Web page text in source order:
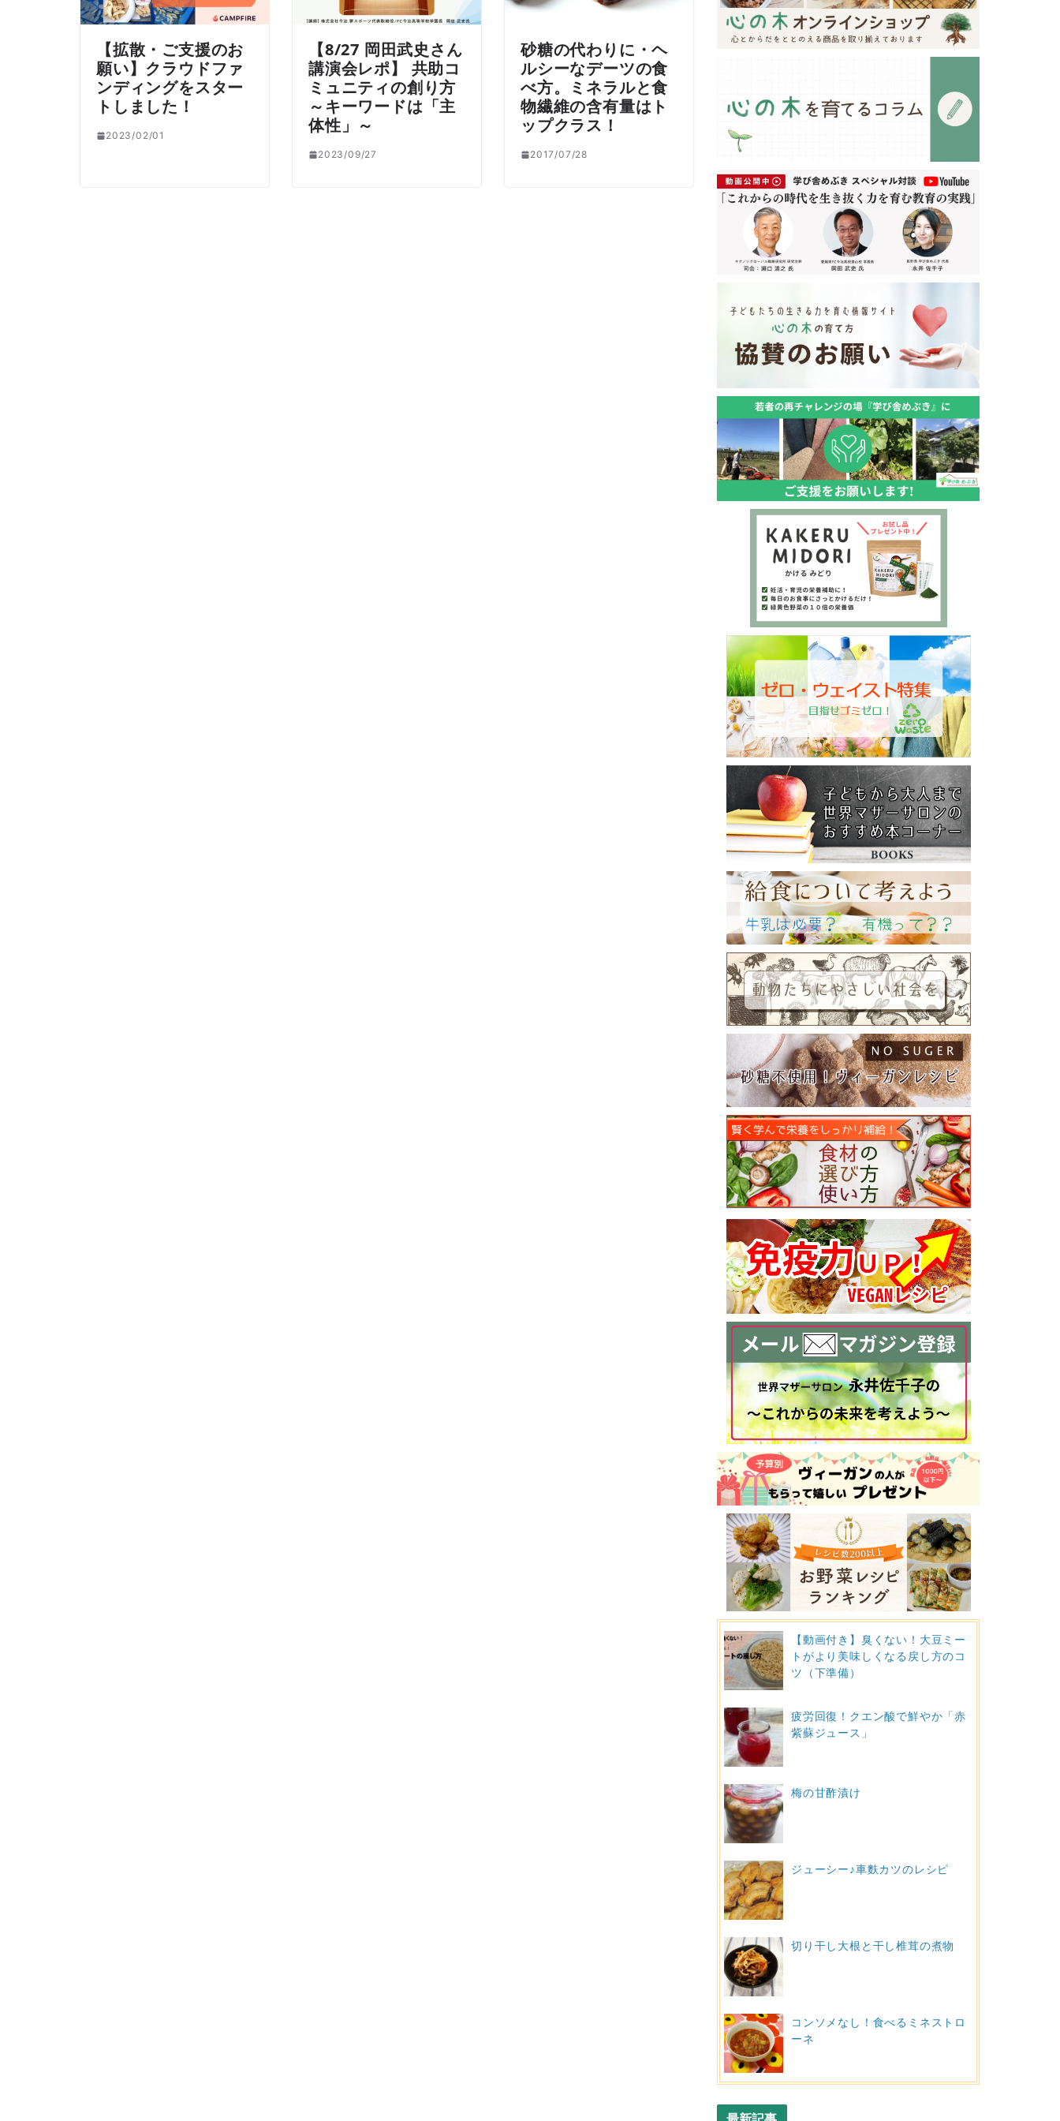
【拡散・ご支援のお
願い】クラウドファ
ンディングをスター
トしました！
2023/02/01
【8/27 岡田武史さん
講演会レポ】 共助コ
ミュニティの創り方
～キーワードは「主
体性」～
2023/09/27
砂糖の代わりに・ヘ
ルシーなデーツの食
べ方。ミネラルと食
物繊維の含有量はト
ップクラス！
2017/07/28
【動画付き】臭くない！大豆ミー
トがより美味しくなる戻し方のコ
ツ（下準備）
疲労回復！クエン酸で鮮やか「赤
紫蘇ジュース」
梅の甘酢漬け
ジューシー♪車麩カツのレシピ
切り干し大根と干し椎茸の煮物
コンソメなし！食べるミネストロ
ーネ